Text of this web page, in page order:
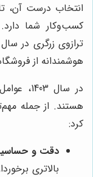
انتخاب درست آن،
کسب‌وکار شما
هوشمندانه از
در سال
هستند. از جمله
کرد:
دقت و
بالاتری